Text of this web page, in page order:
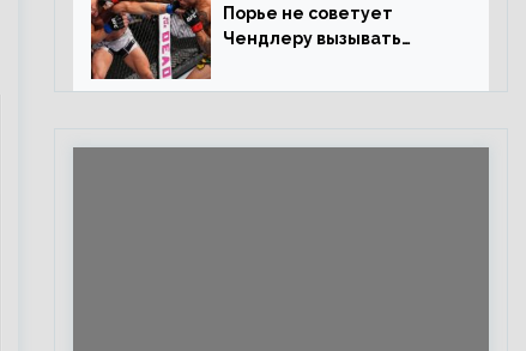
Порье не советует
Чендлеру вызывать
потрясают в каждом бою,